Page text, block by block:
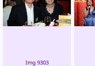
Img 9303